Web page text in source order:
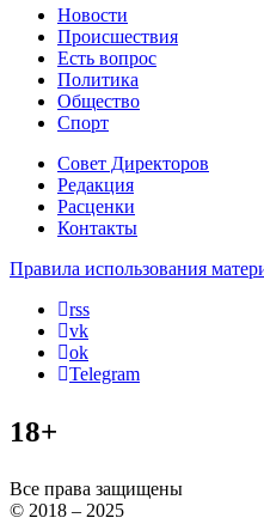
Новости
Происшествия
Есть вопрос
Политика
Общество
Спорт
Совет Директоров
Редакция
Расценки
Контакты
Правила использования
rss
vk
ok
Telegram
18+
Все права защищены
© 2018 – 2025